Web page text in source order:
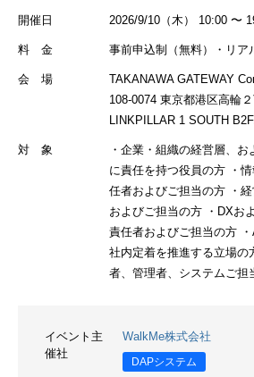
開催日 2026/9/10（木） 10:00 〜
料 金 事前申込制（無料）・リア
会 場
TAKANAWA GATEWAY
108-0074 東京都港区高輪
LINKPILLAR 1 SOUTH
対 象
・企業・組織の経営層、
に責任を持つ役員の方 ・
任者およびご担当の方 ・
およびご担当の方 ・DXお
責任者およびご担当の方
社内定着を推進する立場の
者、管理者、システムご担
イベント主
催社
WalkMe株式会社
DAPシステム